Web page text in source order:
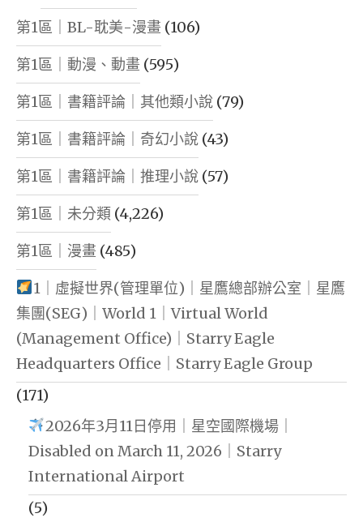
第1區｜BL-耽美-漫畫 (106)
第1區｜動漫、動畫 (595)
第1區｜書籍評論｜其他類小說 (79)
第1區｜書籍評論｜奇幻小說 (43)
第1區｜書籍評論｜推理小說 (57)
第1區｜未分類 (4,226)
第1區｜漫畫 (485)
1｜虛擬世界(管理單位)｜星鷹總部辦公室｜星鷹
集團(SEG)｜World 1｜Virtual World
(Management Office)｜Starry Eagle
Headquarters Office｜Starry Eagle Group
(171)
2026年3月11日停用｜星空國際機場｜
Disabled on March 11, 2026｜Starry
International Airport
(5)